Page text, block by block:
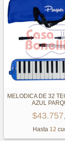
MELODICA DE 32
AZUL
Hasta 12